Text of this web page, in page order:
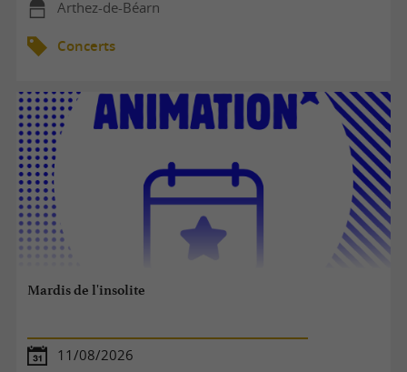
Arthez-de-Béarn
Concerts
Mardis de l'insolite
11/08/2026